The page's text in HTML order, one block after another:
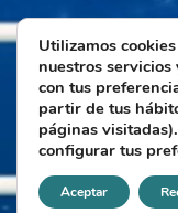
Utilizamos
nuestros
con tus
partir de tus
páginas
configurar tus
Aceptar